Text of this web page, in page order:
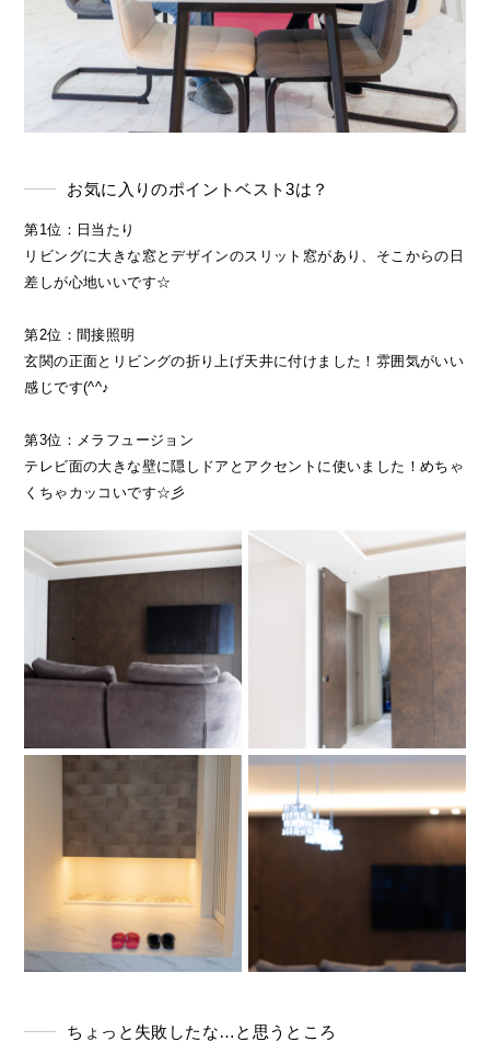
お気に入りのポイントベスト3は？
第1位：日当たり
リビングに大きな窓とデザインのスリット窓があり、そこからの日
差しが心地いいです☆
第2位：間接照明
玄関の正面とリビングの折り上げ天井に付けました！雰囲気がいい
感じです(^^♪
第3位：メラフュージョン
テレビ面の大きな壁に隠しドアとアクセントに使いました！めちゃ
くちゃカッコいです☆彡
ちょっと失敗したな…と思うところ